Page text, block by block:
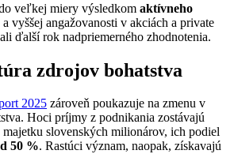
veľkej miery výsledkom aktívneho
a vyššej angažovanosti v akciách a private
ďalší rok nadpriemerného zhodnotenia.
zdrojov bohatstva
2025 zároveň poukazuje na zmenu v
Hoci príjmy z podnikania zostávajú
slovenských milionárov, ich podiel
50 %. Rastúci význam, naopak, získavajú